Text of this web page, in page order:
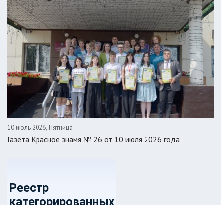
10 июль 2026, Пятница
Газета Красное знамя № 26 от 10 июля 2026 года